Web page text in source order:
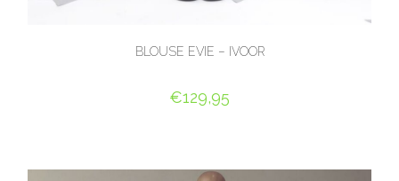
BLOUSE EVIE – IVOOR
€129,95